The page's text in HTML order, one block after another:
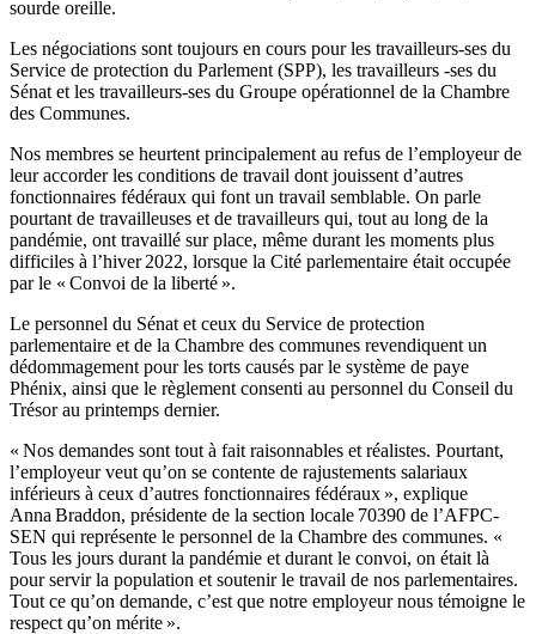
sourde oreille.
Les négociations sont toujours en cours pour les travailleurs-ses du
Service de protection du Parlement (SPP), les travailleurs -ses du
Sénat et les travailleurs-ses du Groupe opérationnel de la Chambre
des Communes.
Nos membres se heurtent principalement au refus de l’employeur de
leur accorder les conditions de travail dont jouissent d’autres
fonctionnaires fédéraux qui font un travail semblable. On parle
pourtant de travailleuses et de travailleurs qui, tout au long de la
pandémie, ont travaillé sur place, même durant les moments plus
difficiles à l’hiver 2022, lorsque la Cité parlementaire était occupée
par le « Convoi de la liberté ».
Le personnel du Sénat et ceux du Service de protection
parlementaire et de la Chambre des communes revendiquent un
dédommagement pour les torts causés par le système de paye
Phénix, ainsi que le règlement consenti au personnel du Conseil du
Trésor au printemps dernier.
« Nos demandes sont tout à fait raisonnables et réalistes. Pourtant,
l’employeur veut qu’on se contente de rajustements salariaux
inférieurs à ceux d’autres fonctionnaires fédéraux », explique
Anna Braddon, présidente de la section locale 70390 de l’AFPC-
SEN qui représente le personnel de la Chambre des communes. «
Tous les jours durant la pandémie et durant le convoi, on était là
pour servir la population et soutenir le travail de nos parlementaires.
Tout ce qu’on demande, c’est que notre employeur nous témoigne le
respect qu’on mérite ».